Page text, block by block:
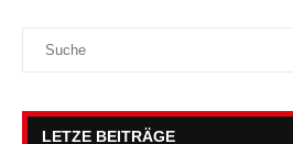
LETZE BEITRÄGE